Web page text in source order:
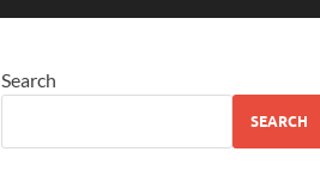
Search
SEARCH